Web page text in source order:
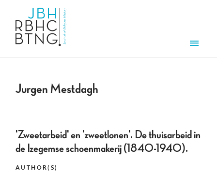
Jurgen Mestdagh
'Zweetarbeid' en 'zweetlonen'. De thuisarbeid in
de Izegemse schoenmakerij (1840-1940).
AUTHOR(S)